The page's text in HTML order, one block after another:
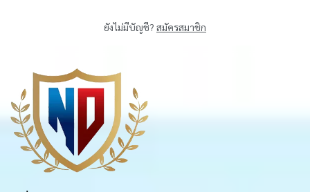
ยังไม่มีบัญชี? สมัครสมาชิก